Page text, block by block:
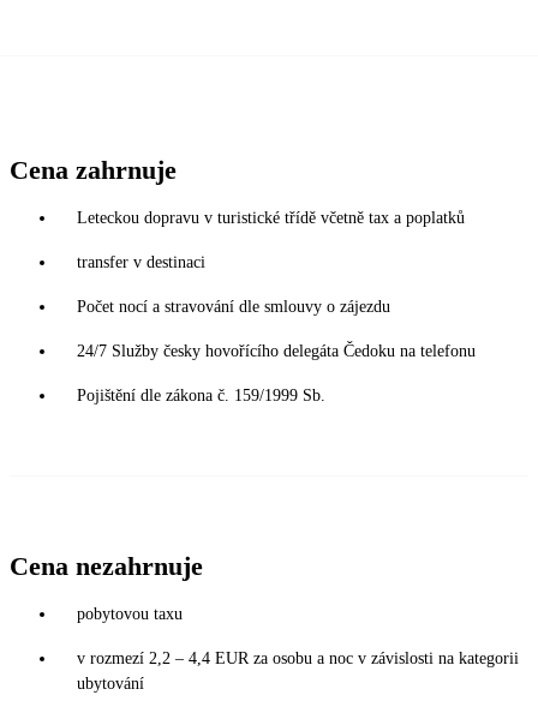
Cena zahrnuje
Leteckou dopravu v turistické třídě včetně tax a poplatků
transfer v destinaci
Počet nocí a stravování dle smlouvy o zájezdu
24/7 Služby česky hovořícího delegáta Čedoku na telefonu
Pojištění dle zákona č. 159/1999 Sb.
Cena nezahrnuje
pobytovou taxu
v rozmezí 2,2 – 4,4 EUR za osobu a noc v závislosti na kategorii
ubytování